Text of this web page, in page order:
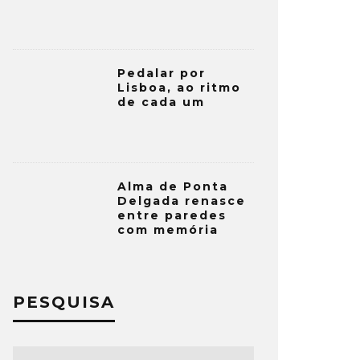
Pedalar por
Lisboa, ao ritmo
de cada um
Alma de Ponta
Delgada renasce
entre paredes
com memória
PESQUISA